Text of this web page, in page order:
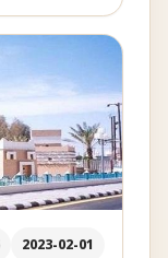
2023-02-01